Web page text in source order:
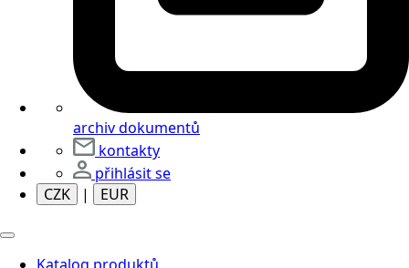
archiv dokumentů
kontakty
přihlásit se
CZK
| EUR